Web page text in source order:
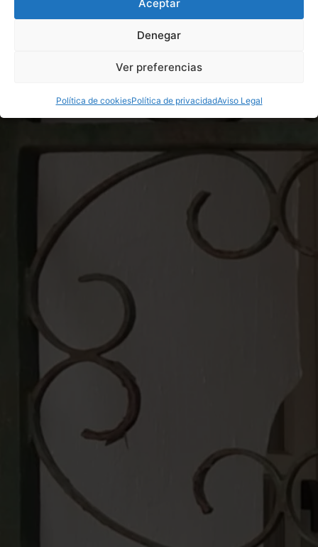
Aceptar
Denegar
Ver preferencias
Política de cookiesPolítica de privacidadAviso Legal